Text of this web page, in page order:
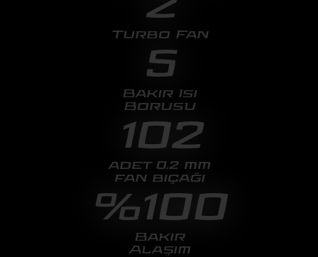
Turbo Fan
5
Bakır Isı
Borusu
102
adet 0.2 mm
fan bıçağı
%100
Bakır
Alaşım